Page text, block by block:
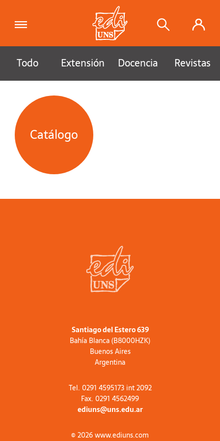
Todo Extensión Docencia Revistas
Catálogo
Santiago del Estero 639
Bahía Blanca (B8000HZK)
Buenos Aires
Argentina
Tel. 0291 4595173 int 2092
Fax. 0291 4562499
ediuns@uns.edu.ar
© 2026 www.ediuns.com